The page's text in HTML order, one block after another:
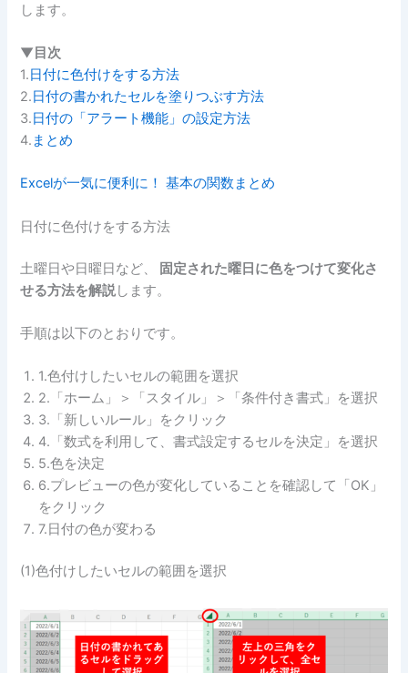
します。
▼目次
1.日付に色付けをする方法
2.日付の書かれたセルを塗りつぶす方法
3.日付の「アラート機能」の設定方法
4. まとめ
Excelが一気に便利に！ 基本の関数まとめ
日付に色付けをする方法
土曜日や日曜日など、
固定された曜日に色をつけて変化さ
せる方法を解説します。
手順は以下のとおりです。
1.色付けしたいセルの範囲を選択
2.「ホーム」＞「スタイル」＞「条件付き書式」を選択
3.「新しいルール」をクリック
4.「数式を利用して、書式設定するセルを決定」を選択
5.色を決定
6.プレビューの色が変化していることを確認して「OK」
をクリック
7.日付の色が変わる
(1)色付けしたいセルの範囲を選択